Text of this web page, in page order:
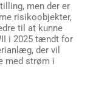
men der er
risikoobjekter,
til at kunne
i 2025 tændt for
der vil
med strøm i